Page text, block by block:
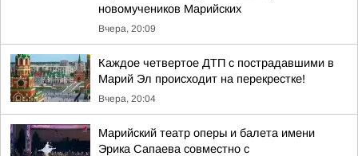
новомучеников Марийских
Вчера, 20:09
Каждое четвертое ДТП с пострадавшими в
Марий Эл происходит на перекрестке!
Вчера, 20:04
Марийский театр оперы и балета имени
Эрика Сапаева совместно с